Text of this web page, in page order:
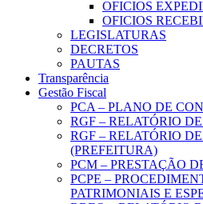
OFICIOS
OFICIOS
LEGISLATURAS
DECRETOS
PAUTAS
Transparência
Gestão Fiscal
PCA – PLANO DE
RGF – RELATÓRIO
RGF – RELATÓRIO
(PREFEITURA)
PCM – PRESTAÇÃO
PCPE –
PATRIMONIAIS E